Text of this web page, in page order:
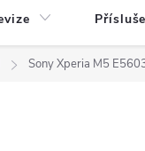
Sony Xperia M5